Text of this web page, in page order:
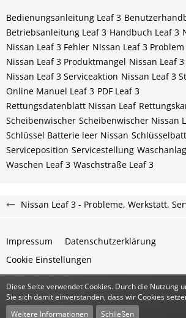
Bedienungsanleitung Leaf 3
Betriebsanleitung Leaf 3 Handbuch Leaf 3
Nissan Leaf 3 Fehler Nissan Leaf 3 Problem
Nissan Leaf 3 Produktmangel Nissan Leaf
Nissan Leaf 3 Serviceaktion Nissan Leaf 3
Online Manuel Leaf 3 PDF Leaf 3
Rettungsdatenblatt Nissan Leaf
Scheibenwischer Scheibenwischer Nissan​
Schlüssel Batterie leer Nissan
Serviceposition Servicestellung
Waschen Leaf 3 Waschstraße Leaf 3
Impressum
Datenschutzerklärung
Cookie Einstellungen
Community-Software:WoltLab
Stil:Classicvon
Diese Seite verwendet Cookies. Durch die Nutzung
Sie sich damit einverstanden, dass wir Cookies
Weitere Informationen
Schließen